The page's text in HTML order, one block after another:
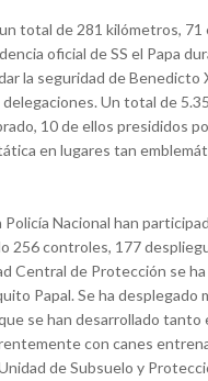
total de 281 kilómetros, 71
oficial de SS el Papa
la seguridad de Benedicto
Un total de
10 de ellos presididos
en lugares tan
Nacional han
256 controles, 177
Central de Protección se
Papal. Se ha
se han desarrollado tanto
con canes
de Subsuelo y